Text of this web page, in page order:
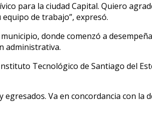
para la ciudad Capital. Quiero
de trabajo”, expresó.
donde comenzó a
administrativa.
Tecnológico de Santiago del
Va en concordancia con